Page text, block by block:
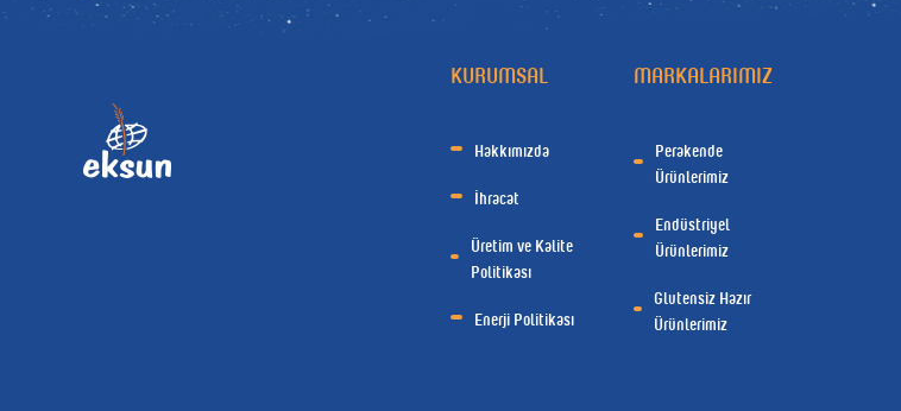
KURUMSAL
Hakkımızda
İhracat
Üretim ve Kalite
Politikası
Enerji Politikası
MARKALARIMIZ
Perakende
Ürünlerimiz
Endüstriyel
Ürünlerimiz
Glutensiz Hazır
Ürünlerimiz